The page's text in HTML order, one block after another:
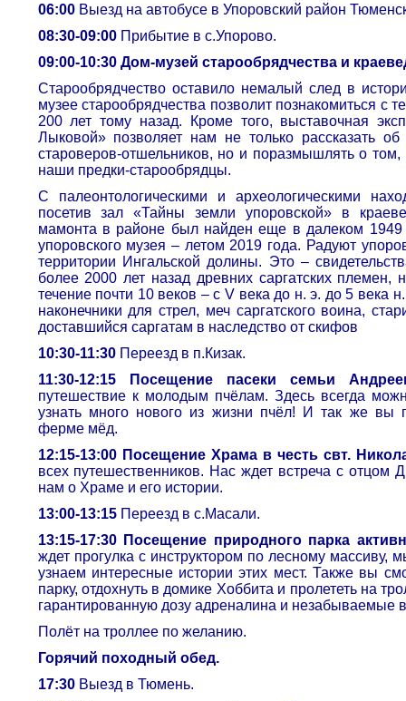
06:00 Выезд на автобусе в Упоровский район
08:30-09:00 Прибытие в с.Упорово.
09:00-10:30 Дом-музей старообрядчества и
Старообрядчество оставило немалый след в
музее старообрядчества позволит познакомиться с
200 лет тому назад. Кроме того, выставочная
Лыковой» позволяет нам не только рассказать об
староверов-отшельников, но и поразмышлять о
наши предки-старообрядцы.
С палеонтологическими и археологическими
посетив зал «Тайны земли упоровской» в
мамонта в районе был найден еще в далеком 1949
упоровского музея – летом 2019 года. Радуют
территории Ингальской долины. Это –
более 2000 лет назад древних саргатских племен,
течение почти 10 веков – с V века до н. э. до 5 века
наконечники для стрел, меч саргатского воина,
доставшийся саргатам в наследство от скифов
10:30-11:30 Переезд в п.Кизак.
11:30-12:15 Посещение пасеки семьи
путешествие к молодым пчёлам. Здесь всегда
узнать много нового из жизни пчёл! И так же вы
ферме мёд.
12:15-13:00 Посещение Храма в честь свт.
всех путешественников. Нас ждет встреча с отцом
нам о Храме и его истории.
13:00-13:15 Переезд в с.Масали.
13:15-17:30 Посещение природного парка
ждет прогулка с инструктором по лесному массиву,
узнаем интересные истории этих мест. Также вы
парку, отдохнуть в домике Хоббита и пролететь на
гарантированную дозу адреналина и незабываемые
Полёт на троллее по желанию.
Горячий походный обед.
17:30 Выезд в Тюмень.